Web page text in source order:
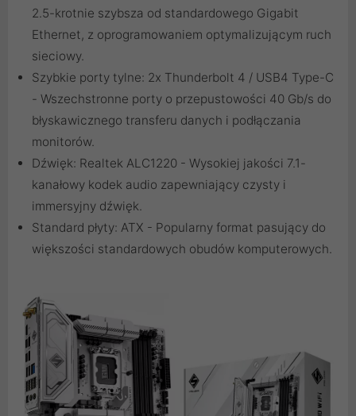
2.5-krotnie szybsza od standardowego Gigabit
Ethernet, z oprogramowaniem optymalizującym ruch
sieciowy.
Szybkie porty tylne: 2x Thunderbolt 4 / USB4 Type-C
- Wszechstronne porty o przepustowości 40 Gb/s do
błyskawicznego transferu danych i podłączania
monitorów.
Dźwięk: Realtek ALC1220 - Wysokiej jakości 7.1-
kanałowy kodek audio zapewniający czysty i
immersyjny dźwięk.
Standard płyty: ATX - Popularny format pasujący do
większości standardowych obudów komputerowych.